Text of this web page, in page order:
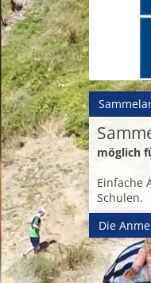
möglich
Einfache
Schulen.
Die